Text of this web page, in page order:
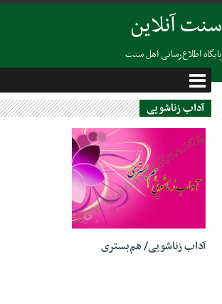
سنت آنلاین
پایگاه اطلاع‌رسانی اهل سنت
آداب زناشویی
آداب زناشویی/ هم‌بستری